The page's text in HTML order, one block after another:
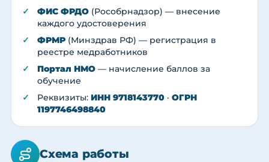
ФИС ФРДО (Рособрнадзор) — внесение
каждого удостоверения
ФРМР (Минздрав РФ) — регистрация в
реестре медработников
Портал НМО — начисление баллов за
обучение
Реквизиты: ИНН 9718143770 · ОГРН
1197746498840
Схема работы